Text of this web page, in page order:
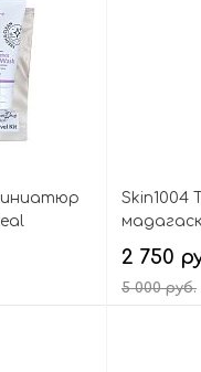
Skin1004
Centella
2 750
5 000 руб.